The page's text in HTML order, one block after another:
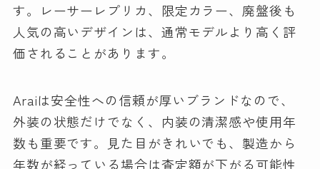
す。レーサーレプリカ、限定カラー、廃盤後も
人気の高いデザインは、通常モデルより高く評
価されることがあります。
Araiは安全性への信頼が厚いブランドなので、
外装の状態だけでなく、内装の清潔感や使用年
数も重要です。見た目がきれいでも、製造から
年数が経っている場合は査定額が下がる可能性